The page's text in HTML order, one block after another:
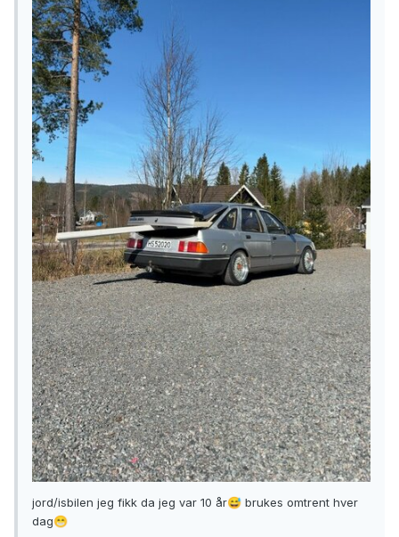
jord/isbilen jeg fikk da jeg var 10 år😅 brukes omtrent hver
dag😁